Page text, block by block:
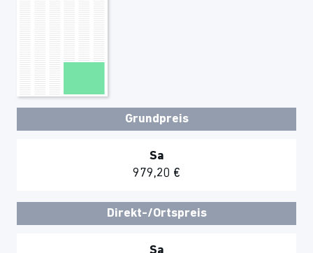
Grundpreis
Sa
979,20 €
Direkt-/Ortspreis